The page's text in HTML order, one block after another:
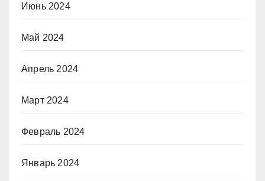
Июнь 2024
Май 2024
Апрель 2024
Март 2024
Февраль 2024
Январь 2024